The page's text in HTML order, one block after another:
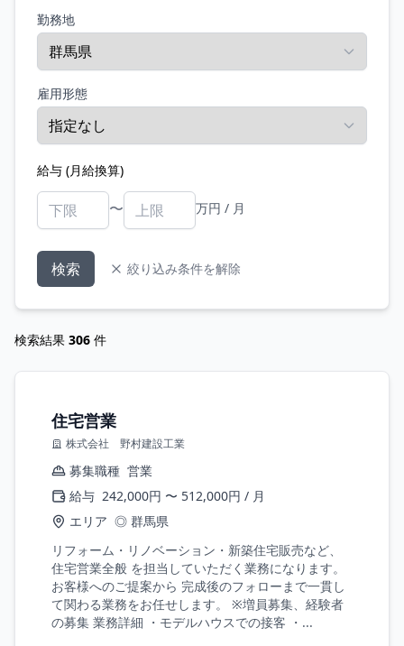
勤務地
雇用形態
給与 (月給換算)
〜 万円 / 月
検索 絞り込み条件を解除
検索結果 306 件
住宅営業
株式会社 野村建設工業
募集職種 営業
給与 242,000円 〜 512,000円 / 月
エリア ◎ 群馬県
リフォーム・リノベーション・新築住宅販売など、
住宅営業全般 を担当していただく業務になります。
お客様へのご提案から 完成後のフォローまで一貫し
て関わる業務をお任せします。 ※増員募集、経験者
の募集 業務詳細 ・モデルハウスでの接客 ・...